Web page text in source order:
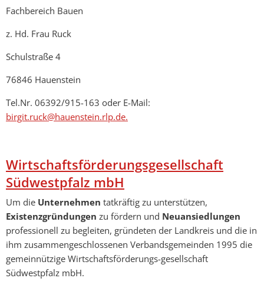
Fachbereich Bauen
z. Hd. Frau Ruck
Schulstraße 4
76846 Hauenstein
Tel.Nr. 06392/915-163 oder E-Mail:
birgit.ruck@hauenstein.rlp.de.
Wirtschaftsförderungsgesellschaft
Südwestpfalz mbH
Um die Unternehmen tatkräftig zu unterstützen,
Existenzgründungen zu fördern und Neuansiedlungen
professionell zu begleiten, gründeten der Landkreis und die in
ihm zusammengeschlossenen Verbandsgemeinden 1995 die
gemeinnützige Wirtschaftsförderungs-gesellschaft
Südwestpfalz mbH.